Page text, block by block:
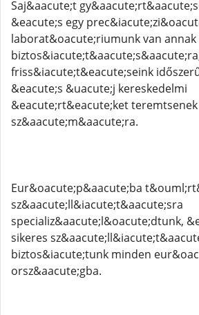
Saj&aacute;t
&eacute;s egy
laborat&oacute;riumunk van annak
friss&iacute;t&eacute;seink
&eacute;s &uacute;j kereskedelmi
&eacute;rt&eacute;ket
sz&aacute;m&aacute;ra.
Eur&oacute;p&aacute;ba
sz&aacute;ll&iacute;t&aacute;sra
specializ&aacute;l&oacute;dtunk,
sikeres
biztos&iacute;tunk minden
orsz&aacute;gba.